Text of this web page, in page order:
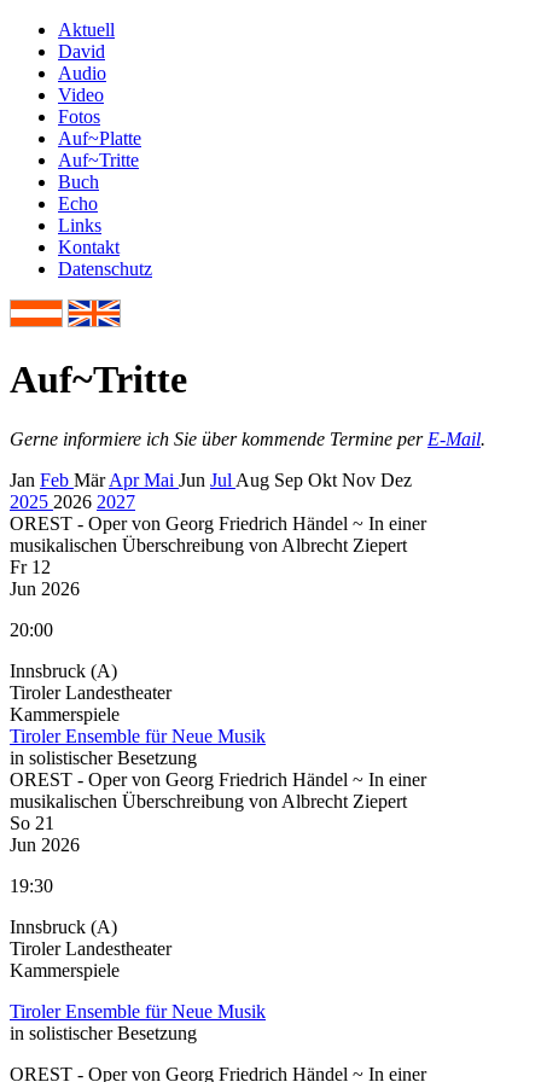
Aktuell
David
Audio
Video
Fotos
Auf~Platte
Auf~Tritte
Buch
Echo
Links
Kontakt
Datenschutz
Auf~Tritte
Gerne informiere ich Sie über kommende Termine per E-Mail.
Jan Feb MärAprMai Jun Jul Aug Sep Okt Nov Dez
2025 2026 2027
OREST - Oper von Georg Friedrich Händel ~ In einer
musikalischen Überschreibung von Albrecht Ziepert
Fr 12
Jun 2026
20:00
Innsbruck (A)
Tiroler Landestheater
Kammerspiele
Tiroler Ensemble für Neue Musik
in solistischer Besetzung
OREST - Oper von Georg Friedrich Händel ~ In einer
musikalischen Überschreibung von Albrecht Ziepert
So 21
Jun 2026
19:30
Innsbruck (A)
Tiroler Landestheater
Kammerspiele
Tiroler Ensemble für Neue Musik
in solistischer Besetzung
OREST - Oper von Georg Friedrich Händel ~ In einer